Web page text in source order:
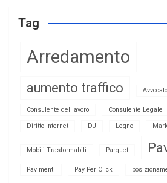
Tag
Arredamento
aumento traffico
Consulente del lavoro Consulente Legale
Diritto Internet DJ Legno
Mobili Trasformabili Parquet
Pavimenti Pay Per Click